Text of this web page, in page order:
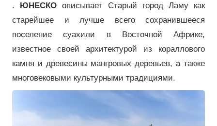
. ЮНЕСКО описывает Старый город Ламу как
старейшее и лучше всего сохранившееся
поселение суахили в Восточной Африке,
известное своей архитектурой из кораллового
камня и древесины мангровых деревьев, а также
многовековыми культурными традициями.